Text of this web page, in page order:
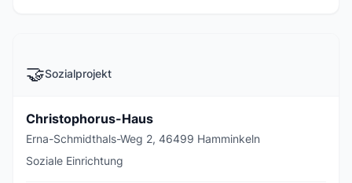
🤝Sozialprojekt
Christophorus-Haus
Erna-Schmidthals-Weg 2, 46499 Hamminkeln
Soziale Einrichtung